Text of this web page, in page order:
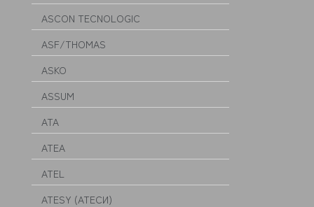
ASCON TECNOLOGIC
ASF/THOMAS
ASKO
ASSUM
ATA
ATEA
ATEL
ATESY (АТЕСИ)